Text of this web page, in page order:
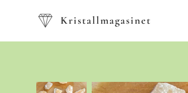
Kristallmagasinet